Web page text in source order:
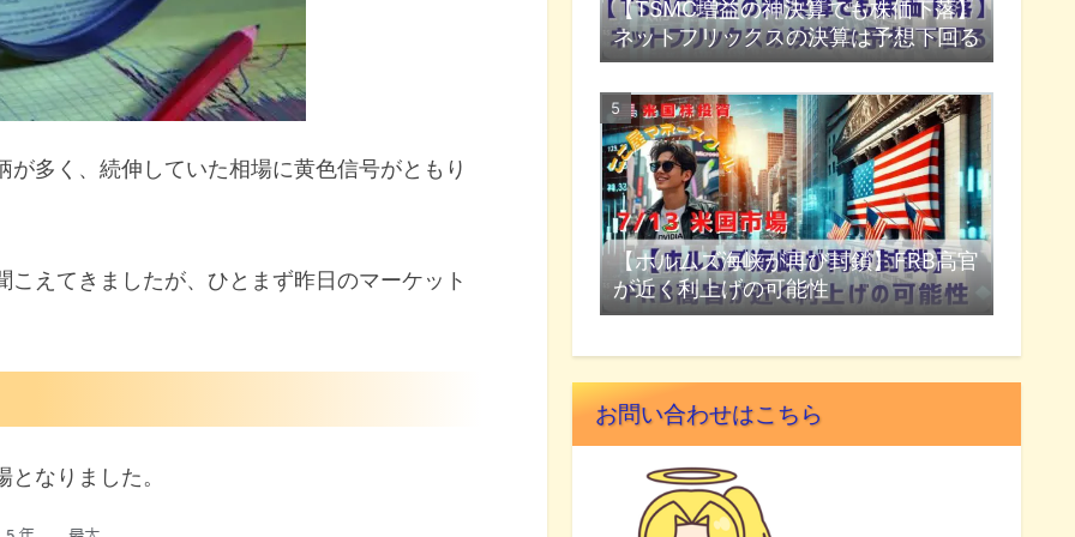
部門でも人員削減
はリーマンショック以来
Q4決算
多く、続伸していた相場に黄色信号がともり
えてきましたが、ひとまず昨日のマーケット
なりました。
【TSMC増益の神決算でも株価下落】
ネットフリックスの決算は予想下回る
【ホルムズ海峡が再び封鎖】FRB高官
が近く利上げの可能性
お問い合わせはこちら